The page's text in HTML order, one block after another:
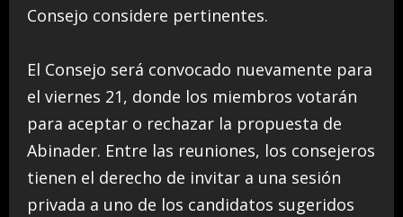
Consejo considere pertinentes.
El Consejo será convocado nuevamente para
el viernes 21, donde los miembros votarán
para aceptar o rechazar la propuesta de
Abinader. Entre las reuniones, los consejeros
tienen el derecho de invitar a una sesión
privada a uno de los candidatos sugeridos